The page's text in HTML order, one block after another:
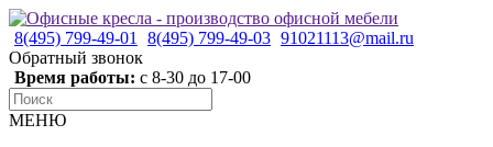
8(495) 799-49-01 8(495) 799-49-03 91021113@mail.ru
Обратный звонок
Время работы: с 8-30 до 17-00
МЕНЮ